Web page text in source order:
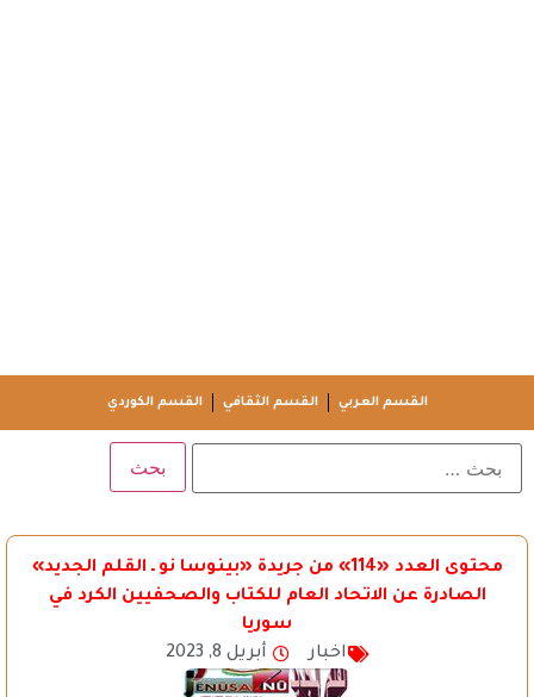
القسم العربي القسم الثقافي القسم الكوردي
محتوى العدد «114» من جريدة «بينوسا نو ـ القلم الجديد»
الصادرة عن الاتحاد العام للكتاب والصحفيين الكرد في
سوريا
اخبار
أبريل 8, 2023